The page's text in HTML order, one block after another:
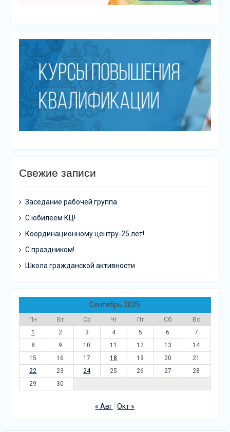
Свежие записи
Заседание рабочей группа
С юбилеем КЦ!
Координационному центру-25 лет!
С праздником!
Школа гражданской активности
Сентябрь 2025
Пн Вт Ср Чт Пт Сб
Вс
1
2 3 4 5 6
7
8
9 10 11 12 13
14
15
16 17 18 19 20
21
22
23 24 25 26 27
28
29
30
« Авг Окт »